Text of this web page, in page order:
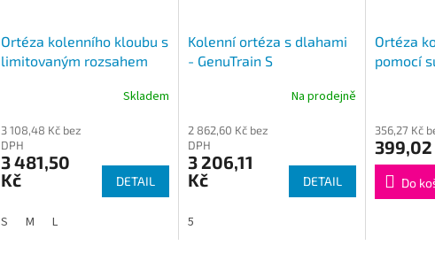
Ortéza kolenního kloubu s
limitovaným rozsahem
Skladem
3 108,48 Kč bez
DPH
3 481,50
Kč
DETAIL
S M L
Kolenní ortéza s dlahami
- GenuTrain S
Na prodejně
2 862,60 Kč bez
DPH
3 206,11
Kč
DETAIL
5
Ortéza
pomocí
produktu
je
4,3
5
356,27 Kč
399,02
Do